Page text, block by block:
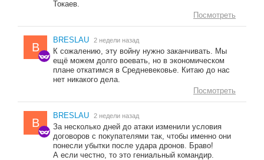
Токаев.
Посмотреть
B
BRESLAU 2 недели назад
К сожалению, эту войну нужно заканчивать. Мы
ещё можем долго воевать, но в экономическом
плане откатимся в Средневековье. Китаю до нас
нет никакого дела.
Посмотреть
B
BRESLAU 2 недели назад
За несколько дней до атаки изменили условия
договоров с покупателями так, чтобы именно они
понесли убытки после удара дронов. Браво!
А если честно, то это гениальный командир.